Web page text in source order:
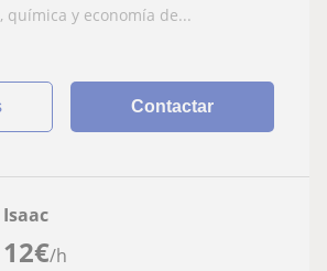
química y economía de...
Contactar
12€/h
Isaac